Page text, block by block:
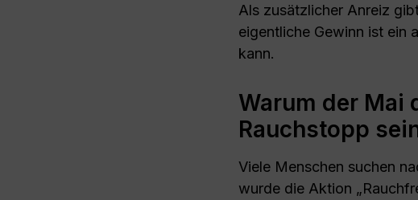
Als zusätzlicher Anreiz
eigentliche Gewinn ist ein
kann.
Warum der Mai
Rauchstopp
Viele Menschen suchen
wurde die Aktion